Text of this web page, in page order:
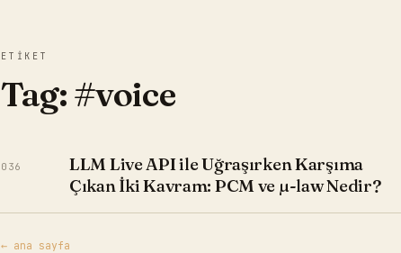
ETİKET
Tag:#voice
036
LLM Live API ile Uğraşırken Karşıma
Çıkan İki Kavram: PCM ve µ-law Nedir?
← ana sayfa